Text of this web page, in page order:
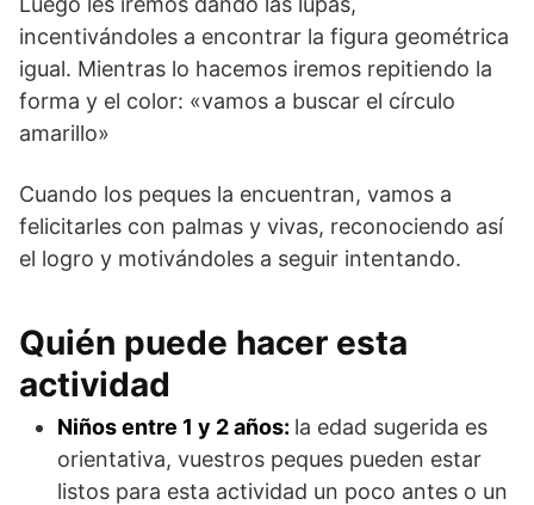
incentivándoles a encontrar la figura geométrica
igual. Mientras lo hacemos iremos repitiendo la
forma y el color: «vamos a buscar el círculo
amarillo»
Cuando los peques la encuentran, vamos a
felicitarles con palmas y vivas, reconociendo así
el logro y motivándoles a seguir intentando.
Quién puede hacer esta
actividad
Niños entre 1 y 2 años: la edad sugerida es
orientativa, vuestros peques pueden estar
listos para esta actividad un poco antes o un